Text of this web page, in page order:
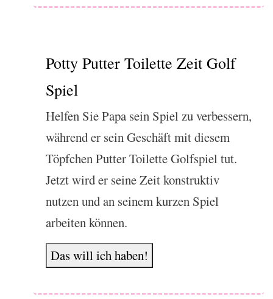
Potty Putter Toilette Zeit Golf
Spiel
Helfen Sie Papa sein Spiel zu verbessern,
während er sein Geschäft mit diesem
Töpfchen Putter Toilette Golfspiel tut.
Jetzt wird er seine Zeit konstruktiv
nutzen und an seinem kurzen Spiel
arbeiten können.
Das will ich haben!